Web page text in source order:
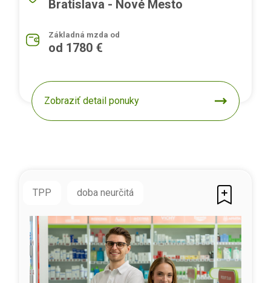
Bratislava - Nové Mesto
Základná mzda od
od 1780 €
Zobraziť detail ponuky
TPP doba neurčitá